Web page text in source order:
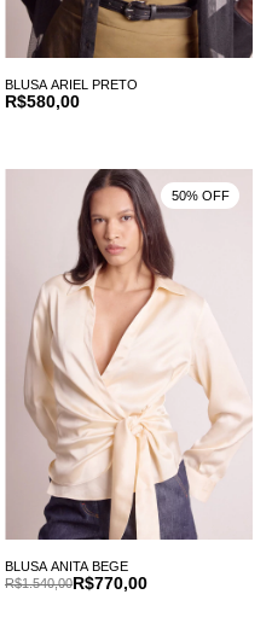
BLUSA ARIEL PRETO
R$580,00
BLUSA ANITA BEGE
R$770,00
R$1.540,00
50% OFF